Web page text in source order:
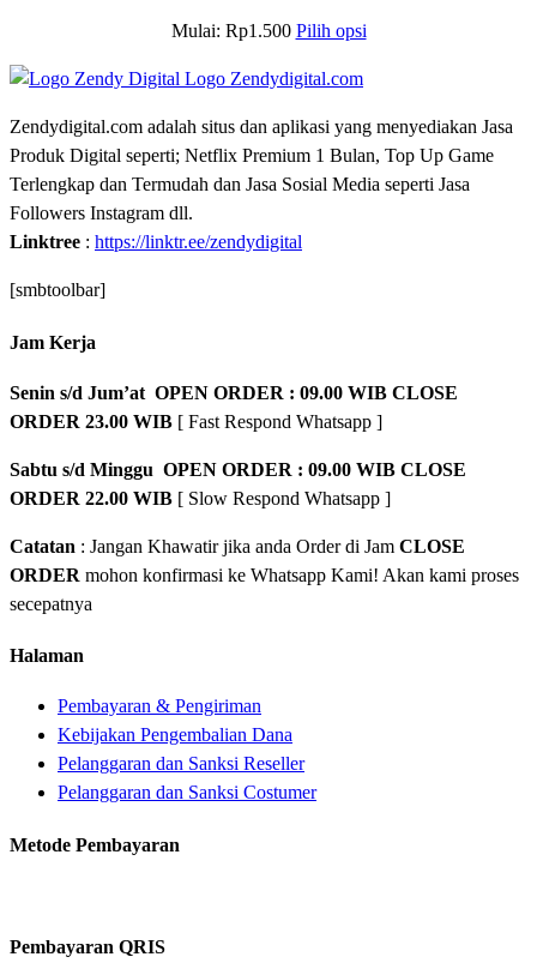
Mulai: Rp1.500 Pilih opsi
Zendydigital.com adalah situs dan aplikasi yang menyediakan Jasa
Produk Digital seperti; Netflix Premium 1 Bulan, Top Up Game
Terlengkap dan Termudah dan Jasa Sosial Media seperti Jasa
Followers Instagram dll.
Linktree : https://linktr.ee/zendydigital
[smbtoolbar]
Jam Kerja
Senin s/d Jum’at OPEN ORDER : 09.00 WIB CLOSE
ORDER 23.00 WIB [ Fast Respond Whatsapp ]
Sabtu s/d Minggu OPEN ORDER : 09.00 WIB CLOSE
ORDER 22.00 WIB [ Slow Respond Whatsapp ]
Catatan : Jangan Khawatir jika anda Order di Jam CLOSE
ORDER mohon konfirmasi ke Whatsapp Kami! Akan kami proses
secepatnya
Halaman
Pembayaran & Pengiriman
Kebijakan Pengembalian Dana
Pelanggaran dan Sanksi Reseller
Pelanggaran dan Sanksi Costumer
Metode Pembayaran
Pembayaran QRIS